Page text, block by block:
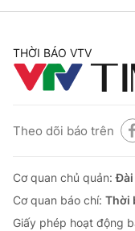
THỜI BÁO VTV
Theo dõi báo trên
Cơ quan chủ quản:Đài
Cơ quan báo chí: Thời
Giấy phép hoạt động